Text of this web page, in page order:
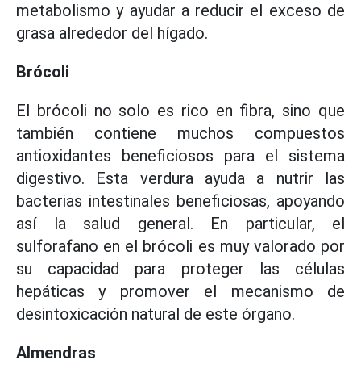
metabolismo y ayudar a reducir el exceso de
grasa alrededor del hígado.
Brócoli
El brócoli no solo es rico en fibra, sino que
también contiene muchos compuestos
antioxidantes beneficiosos para el sistema
digestivo. Esta verdura ayuda a nutrir las
bacterias intestinales beneficiosas, apoyando
así la salud general. En particular, el
sulforafano en el brócoli es muy valorado por
su capacidad para proteger las células
hepáticas y promover el mecanismo de
desintoxicación natural de este órgano.
Almendras